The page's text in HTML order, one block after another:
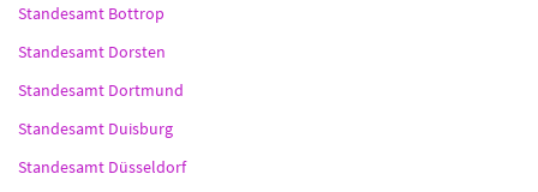
Standesamt Bottrop
Standesamt Dorsten
Standesamt Dortmund
Standesamt Duisburg
Standesamt Düsseldorf